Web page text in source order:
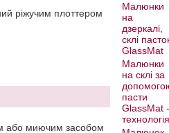
Малюнки
на
дзеркалі,
склі
GlassMat
Малюнки
на склі за
пасти
GlassMat -
технологія
ріжучим плоттером
або миючим засобом